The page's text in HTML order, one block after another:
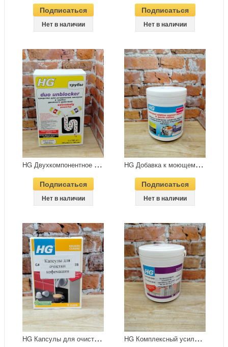
Подписаться
Нет в наличии
Подписаться
Нет в наличии
H
G Двухкомпонентное средство для устранения засоров 2 флакона по 500 мл
Подписаться
Нет в наличии
H
G Добавка к моющему средству против неприятного запаха спортивной одежды 500 гр в банке
Подписаться
Нет в наличии
H
G Капсулы для очистки кофемашин Nespresso 6 шт H
G Комплексный усилитель моющего средства Белее белого с пятновыводителем 400 гр